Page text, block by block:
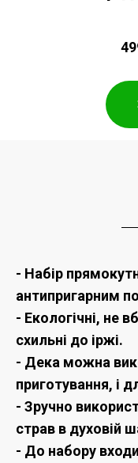
- Набір
антипригарним
- Екологічні, не
схильні до іржі.
- Дека можна
приготування, і
- Зручно
страв в духовій
- До набору